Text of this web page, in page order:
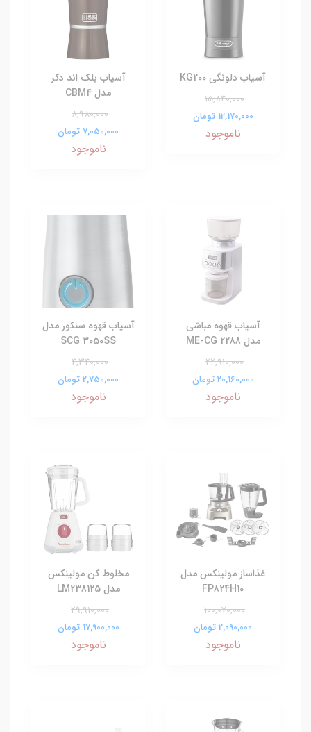
آسیاب دلونگی KG200
15,840,000
12,170,000 تومان
ناموجود
آسیاب بلک اند دکر
مدل CBM4
8,980,000
7,050,000 تومان
ناموجود
آسیاب قهوه مباشی
مدل ME-CG 2288
22,910,000
20,160,000 تومان
ناموجود
آسیاب قهوه سنکور مدل
SCG 3050SS
4,340,000
2,750,000 تومان
ناموجود
غذاساز مولینکس مدل
FP824H10
100,070,000
2,090,000 تومان
ناموجود
مخلوط کن مولینکس
مدل LM238125
29,910,000
17,900,000 تومان
ناموجود